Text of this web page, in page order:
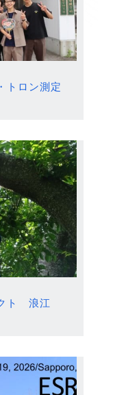
トロン測定
ト 浪江